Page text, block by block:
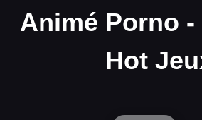
Animé Porno
Hot